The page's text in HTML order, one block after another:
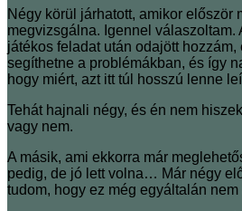
Négy körül járhatott, amikor
megvizsgálna. Igennel
játékos feladat után odajött
segíthetne a problémákban, és így
hogy miért, azt itt túl hosszú lenne
Tehát hajnali négy, és én nem
vagy nem.
A másik, ami ekkorra már
pedig, de jó lett volna… Már négy
tudom, hogy ez még egyáltalán